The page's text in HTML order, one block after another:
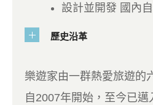
設計並開發 國內
歷史沿革
樂遊家由一群熱愛旅遊的
自2007年開始，至今已邁